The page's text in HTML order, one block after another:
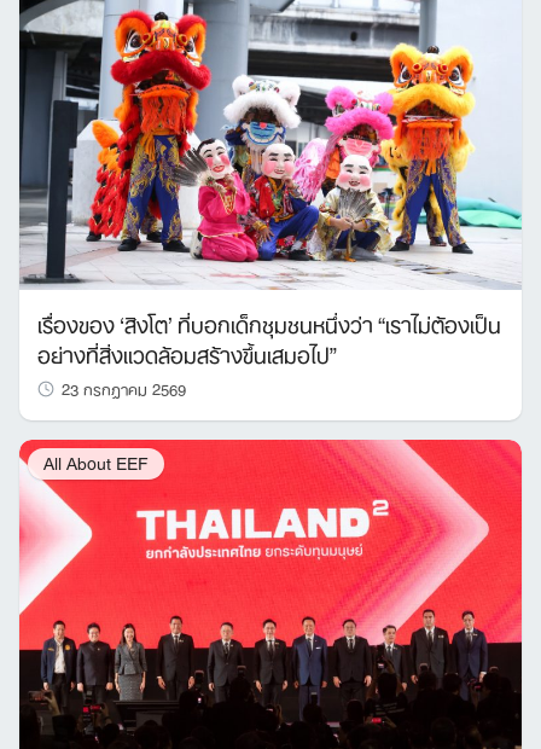
เรื่องของ ‘สิงโต’ ที่บอกเด็กชุมชนหนึ่งว่า “เราไม่ต้องเป็น
อย่างที่สิ่งแวดล้อมสร้างขึ้นเสมอไป”
23 กรกฎาคม 2569
All About EEF